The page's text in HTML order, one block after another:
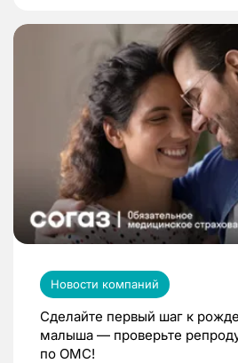
Новости компаний
Сделайте первый шаг к
малыша — проверьте
по ОМС!